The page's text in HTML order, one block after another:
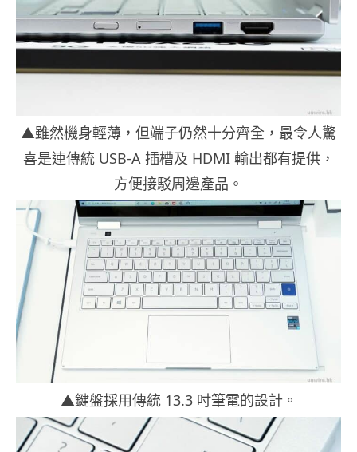
▲雖然機身輕薄，但端子仍然十分齊全，最令人驚
喜是連傳統 USB-A 插槽及 HDMI 輸出都有提供，
方便接駁周邊產品。
▲鍵盤採用傳統 13.3 吋筆電的設計。